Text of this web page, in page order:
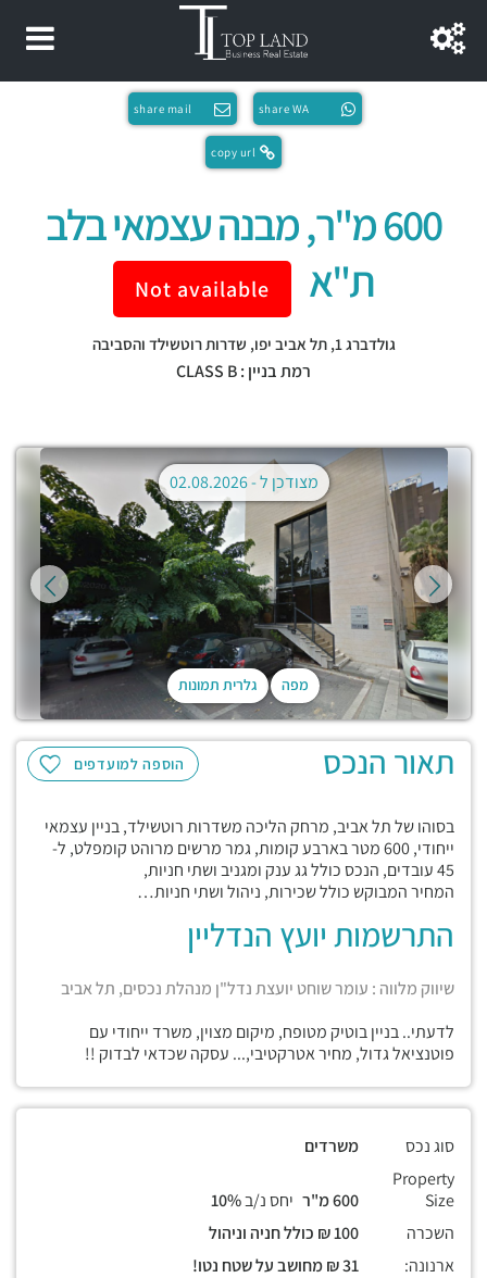
share WA
share mail
copy url
600 מ"ר, מבנה עצמאי בלב
ת"א
Not available
גולדברג 1, תל אביב יפו, שדרות רוטשילד והסביבה
רמת בניין : CLASS B
מפה גלרית תמונות
מצודכן ל -02.08.2026
הוספה למועדפים תאור הנכס
בסוהו של תל אביב, מרחק הליכה משדרות רוטשילד, בניין עצמאי
ייחודי, 600 מטר בארבע קומות, גמר מרשים מרוהט קומפלט, ל-
45 עובדים, הנכס כולל גג ענק ומגניב ושתי חניות,
המחיר המבוקש כולל שכירות, ניהול ושתי חניות…
התרשמות יועץ הנדליין
שיווק מלווה : עומר שוחט יועצת נדל"ן מנהלת נכסים, תל אביב
לדעתי.. בניין בוטיק מטופח, מיקום מצוין, משרד ייחודי עם
פוטנציאל גדול, מחיר אטרקטיבי,... עסקה שכדאי לבדוק !!
סוג נכס
משרדים
Property
Size
יחס נ/ב
השכרה
ארנונה: